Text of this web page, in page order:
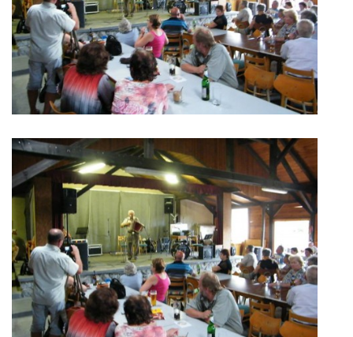
GRANTY A DOTACE
MOBILNÍ APLIKACE
FREE WIFI
VÝZNAČNÍ RODÁCI
FOTOALBUM
PODĚKOVÁNÍ
NAPSALI O NÁS....